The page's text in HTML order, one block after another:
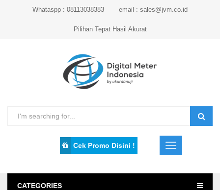
Whataspp : 08113038383 email : sales@jvm.co.id
Pilihan Tepat Hasil Akurat
Cek Promo Disini !
CATEGORIES